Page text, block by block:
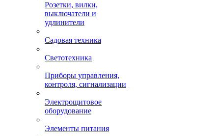
Розетки, вилки,
выключатели и
удлинители
Садовая техника
Светотехника
Приборы управления,
контроля, сигнализации
Электрощитовое
оборудование
Элементы питания